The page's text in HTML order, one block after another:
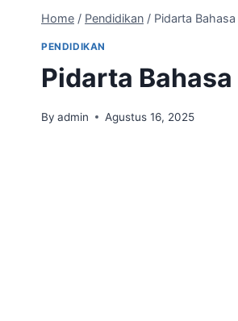
Home / Pendidikan / Pidarta
PENDIDIKAN
Pidarta
By admin Agustus 16, 2025